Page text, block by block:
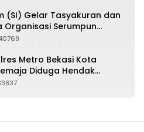
(SI) Gelar Tasyakuran dan
Organisasi Serumpun
Doa
Metro Bekasi Kota
Diduga Hendak